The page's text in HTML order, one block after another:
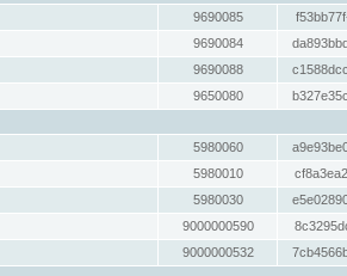
9690085
9690084
9690088
9650080
5980060
5980010
5980030
9000000590
9000000532